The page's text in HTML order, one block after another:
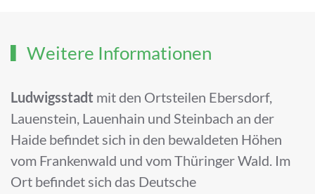
Weitere Informationen
Ludwigsstadt mit den Ortsteilen Ebersdorf,
Lauenstein, Lauenhain und Steinbach an der
Haide befindet sich in den bewaldeten Höhen
vom Frankenwald und vom Thüringer Wald. Im
Ort befindet sich das Deutsche